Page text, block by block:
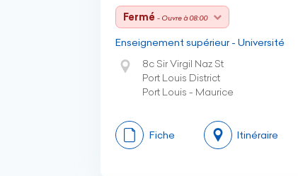
Fermé - Ouvre à 08:00
Enseignement supérieur - Université
8c Sir Virgil Naz St
Port Louis District
Port Louis - Maurice
Fiche Itinéraire